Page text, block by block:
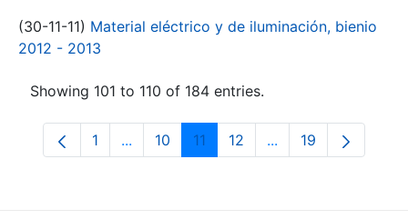
(30-11-11) Material eléctrico y de iluminación, bienio
2012 - 2013
Showing 101 to 110 of 184 entries.
Page
1 ...Intermediate Pages Use TAB to navigate.
Page
10 Page
11 Page
12 ...Intermediate
Page
19